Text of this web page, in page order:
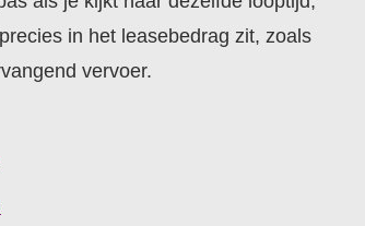
in het leasebedrag zit, zoals
vervoer.